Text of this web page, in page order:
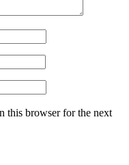
this browser for the next